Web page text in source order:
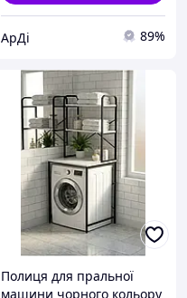
АрДі 89%
Полиця для пральної
машини чорного кольору